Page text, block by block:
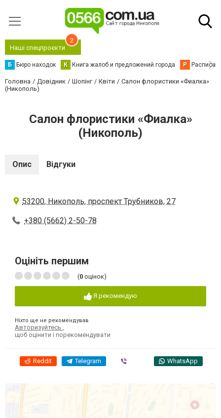
Наші спецпроєкти
2
Б Бюро находок К Книга жалоб и предложений города Р
Головна Довідник Шопінг Квіти
Салон флористики «Фиалка»
(Никополь)
Салон флористики «Фиалка»
(Никополь)
Опис Відгуки
53200, Никополь, проспект Трубников, 27
+380 (5662) 2-50-78
Оцініть першим
(0 оцінок)
Я рекомендую
Ніхто ще не рекомендував
Авторизуйтесь
щоб оцінити і порекомендувати
Reddit Telegram WhatsApp